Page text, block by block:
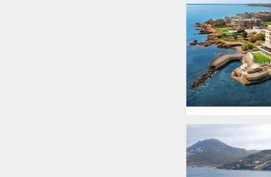
2026
Attyka
Badz
Cypr
Pafos